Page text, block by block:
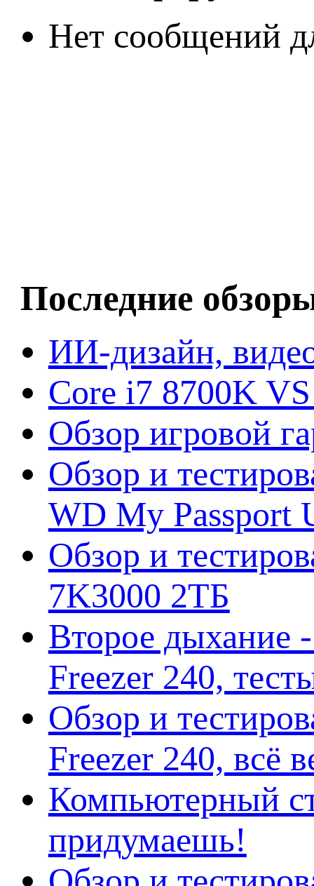
Нет сообщений
Последние
ИИ-дизайн,
Core i7 8700K
Обзор игровой
Обзор и
WD My Passport
Обзор и
7K3000 2ТБ
Второе дыхание
Freezer 240,
Обзор и
Freezer 240, всё
Компьютерный
придумаешь!